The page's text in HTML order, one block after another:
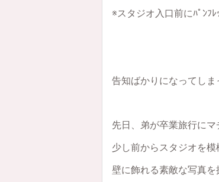
※スタジオ入口前にﾊﾟﾝﾌ
告知ばかりになってしま
先日、弟が卒業旅行にマ
少し前からスタジオを模
壁に飾れる素敵な写真